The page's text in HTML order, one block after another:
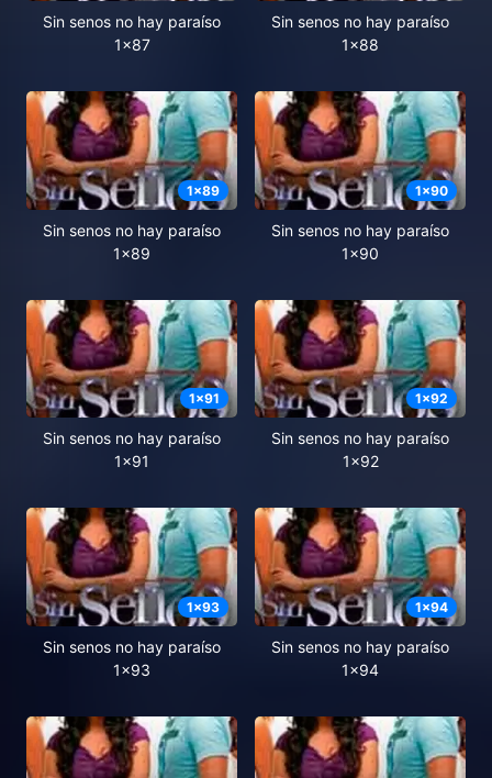
Sin senos no hay paraíso
1x87
Sin senos no hay paraíso
1x88
1x89
Sin senos no hay paraíso
1x89
1x90
Sin senos no hay paraíso
1x90
1x91
Sin senos no hay paraíso
1x91
1x92
Sin senos no hay paraíso
1x92
1x93
Sin senos no hay paraíso
1x93
1x94
Sin senos no hay paraíso
1x94